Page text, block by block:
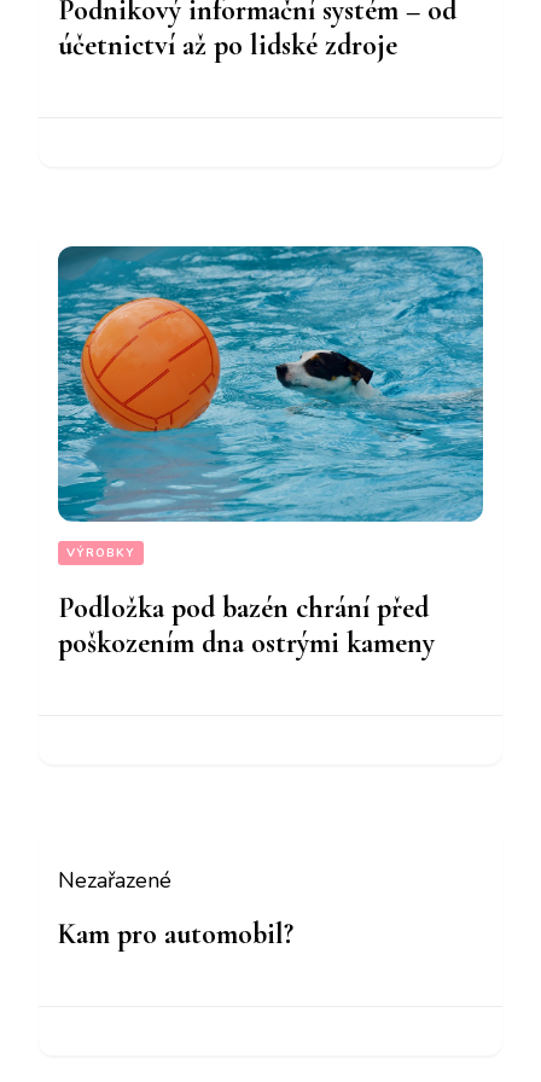
Podnikový informační systém – od
účetnictví až po lidské zdroje
VÝROBKY
Podložka pod bazén chrání před
poškozením dna ostrými kameny
Nezařazené
Kam pro automobil?